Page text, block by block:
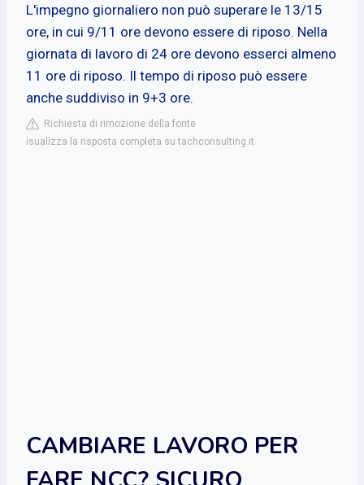
L'impegno giornaliero non può superare le 13/15
ore, in cui 9/11 ore devono essere di riposo. Nella
giornata di lavoro di 24 ore devono esserci almeno
11 ore di riposo. Il tempo di riposo può essere
anche suddiviso in 9+3 ore.
Richiesta di rimozione della fonte
isualizza la risposta completa su tachconsulting.it
CAMBIARE LAVORO PER